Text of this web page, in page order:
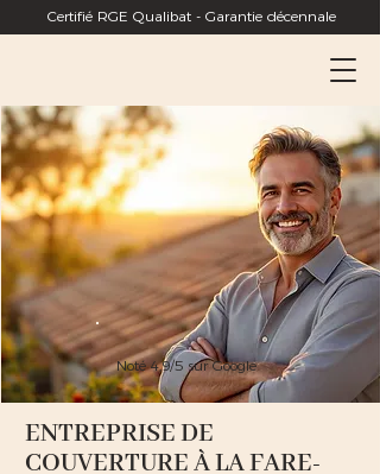
Certifié RGE Qualibat - Garantie décennale
Noté 4,9/5 sur Google
ENTREPRISE DE
COUVERTURE À LA FARE-